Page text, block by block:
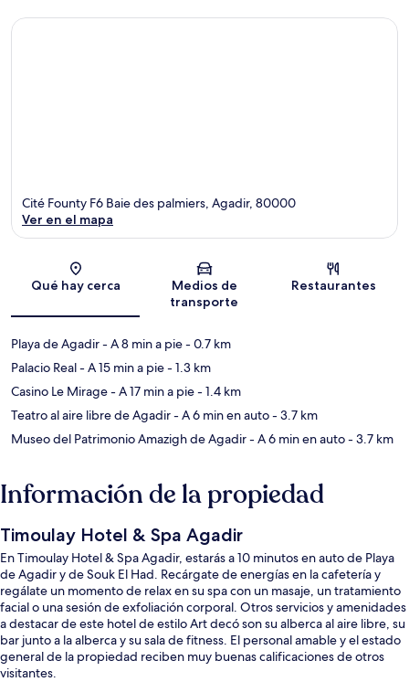
Sección del mapa
Cité Founty F6 Baie des palmiers, Agadir, 80000
Ver en el mapa
Qué hay cerca
Medios de
transporte
Restaurantes
Playa de Agadir- A 8 min a pie- 0.7 km
Palacio Real- A 15 min a pie- 1.3 km
Casino Le Mirage- A 17 min a pie- 1.4 km
Teatro al aire libre de Agadir- A 6 min en auto- 3.7 km
Museo del Patrimonio Amazigh de Agadir- A 6 min en auto- 3.7 km
Información de la propiedad
Timoulay Hotel & Spa Agadir
En Timoulay Hotel & Spa Agadir, estarás a 10 minutos en auto de Playa
de Agadir y de Souk El Had. Recárgate de energías en la cafetería y
regálate un momento de relax en su spa con un masaje, un tratamiento
facial o una sesión de exfoliación corporal. Otros servicios y amenidades
a destacar de este hotel de estilo Art decó son su alberca al aire libre, su
bar junto a la alberca y su sala de fitness. El personal amable y el estado
general de la propiedad reciben muy buenas calificaciones de otros
visitantes.